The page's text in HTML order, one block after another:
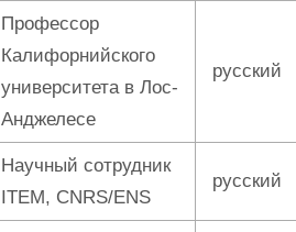
Профессор
Калифорнийского
университета в Лос-
Анджелесе
русский
Научный сотрудник
ITEM, CNRS/ENS
русский